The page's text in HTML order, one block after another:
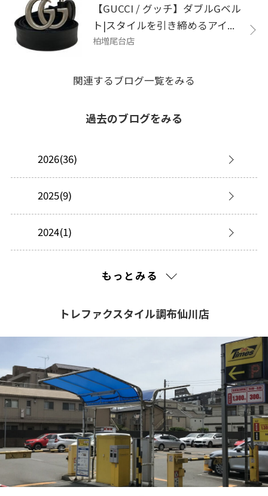
【GUCCI / グッチ】ダブルGベル
ト|スタイルを引き締めるアイ...
柏増尾台店
関連するブログ一覧をみる
過去のブログをみる
2026(36)
2025(9)
2024(1)
2021(100)
2020(184)
2019(246)
2018(334)
2017(225)
もっとみる
トレファクスタイル調布仙川店